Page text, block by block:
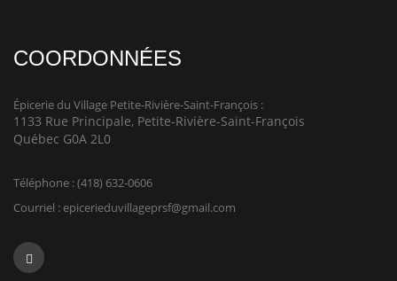
COORDONNÉES
Épicerie du Village Petite-Rivière-Saint-François :
1133 Rue Principale, Petite-Rivière-Saint-François
Québec G0A 2L0
Téléphone :(418) 632-0606
Courriel : epicerieduvillageprsf@gmail.com